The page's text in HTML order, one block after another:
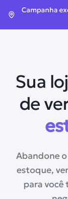
Campanha
Sua
de
Abandone
estoque,
para você